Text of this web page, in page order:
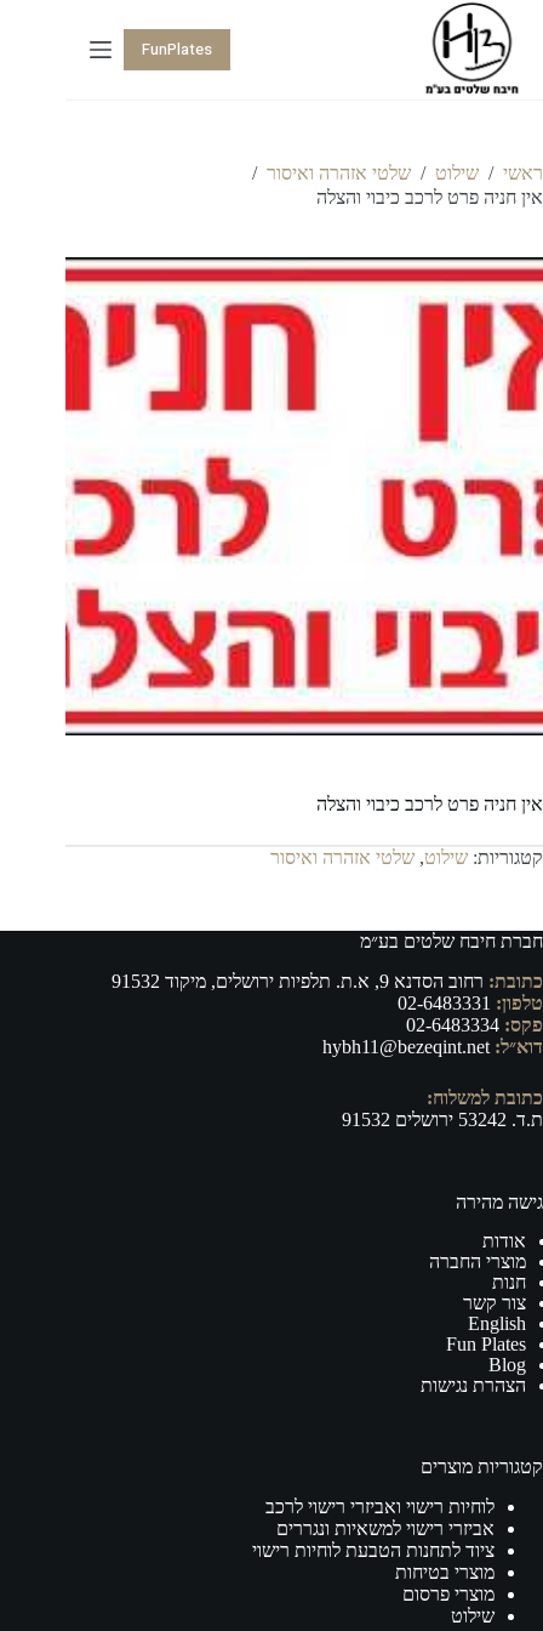
FunPlates
ראשי / שילוט / שלטי אזהרה ואיסור /
אין חניה פרט לרכב כיבוי והצלה
אין חניה פרט לרכב כיבוי והצלה
קטגוריות: שילוט, שלטי אזהרה ואיסור
חברת חיבח שלטים בע״מ
כתובת: רחוב הסדנא 9, א.ת. תלפיות ירושלים, מיקוד 91532
טלפון: 02-6483331
פקס:
דוא״ל: hybh11@bezeqint.net
כתובת למשלוח:
ת.ד. 53242 ירושלים 91532
גישה מהירה
אודות
מוצרי החברה
חנות
צור קשר
English
Fun Plates
Blog
הצהרת נגישות
קטגוריות מוצרים
לוחיות רישוי ואביזרי רישוי לרכב
אביזרי רישוי למשאיות ונגררים
ציוד לתחנות הטבעת לוחיות רישוי
מוצרי בטיחות
מוצרי פרסום
שילוט